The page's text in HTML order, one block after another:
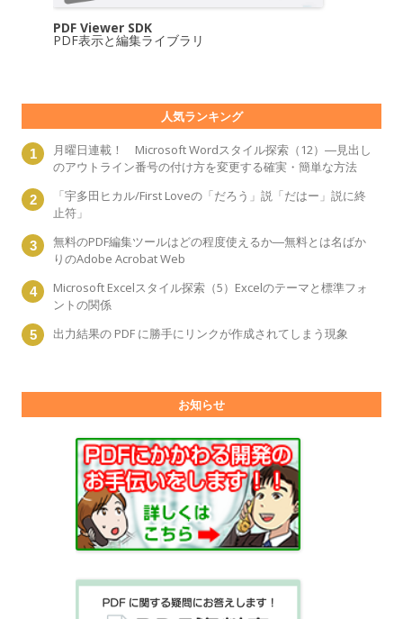
PDF Viewer SDK
PDF表示と編集ライブラリ
人気ランキング
月曜日連載！ Microsoft Wordスタイル探索（12）―見出し
のアウトライン番号の付け方を変更する確実・簡単な方法
「宇多田ヒカル/First Loveの「だろう」説「だはー」説に終
止符」
無料のPDF編集ツールはどの程度使えるか―無料とは名ばか
りのAdobe Acrobat Web
Microsoft Excelスタイル探索（5）Excelのテーマと標準フォ
ントの関係
出力結果の PDF に勝手にリンクが作成されてしまう現象
お知らせ